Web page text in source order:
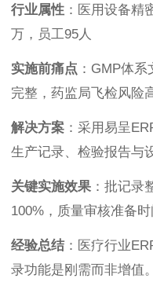
行业属性 ：医用设备精
万，员工95人
实施前痛点 ：GMP体
完整，药监局飞检风险
解决方案 ：采用易呈
生产记录、检验报告与
关键实施效果 ：批记录
100%，质量审核准备
经验总结：医疗行业
录功能是刚需而非增值。